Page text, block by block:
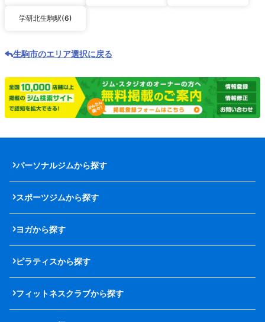
学研北生駒駅(6)
生駒市のエリア選択に戻る
パーソナルジムから探す
スポーツジムから探す
ヨガから探す
ピラティスから探す
フィットネスクラブから探す